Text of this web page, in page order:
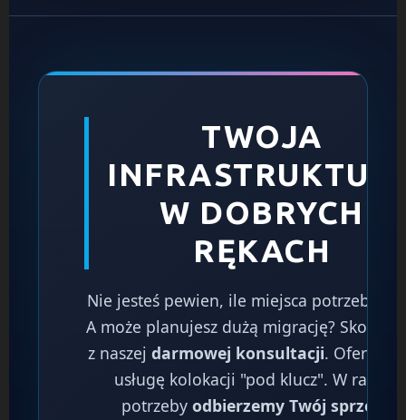
TWOJA
W DOBRYCH
RĘKACH
Nie jesteś pewien, ile miejsca
A może planujesz dużą migrację?
z naszej darmowej konsultacji.
usługę kolokacji "pod klucz". W razie
potrzeby odbierzemy Twój sprzęt